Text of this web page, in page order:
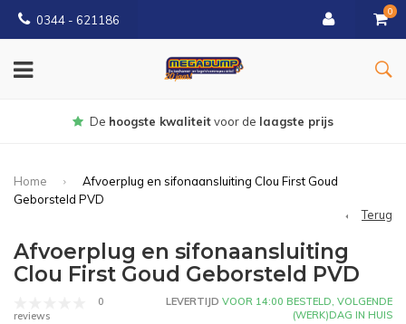
0344 - 621186
0
De hoogste kwaliteitvoor de laagste prijs
Home
Afvoerplug en sifonaansluiting Clou First Goud
Geborsteld PVD
Terug
Afvoerplug en sifonaansluiting
Clou First Goud Geborsteld PVD
0
reviews
LEVERTIJD VOOR 14:00 BESTELD, VOLGENDE
(WERK)DAG IN HUIS